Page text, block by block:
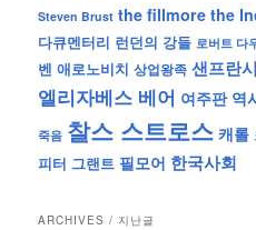
Steven Brust the fillmore the
다큐멘터리 런던의 강들 로버트 다
벤 애로노비치 상업왕족 샌프란
엘리자베스 베어 여주판 역
죽음 찰스 스트로스 캐롤
피터 그랜트 필모어 한국사회
ARCHIVES / 지난글